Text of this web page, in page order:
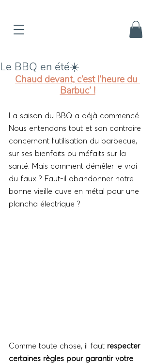
Le BBQ en été☀️
Chaud devant, c’est l’heure du
Barbuc’ !
La saison du BBQ a déjà commencé.
Nous entendons tout et son contraire
concernant l’utilisation du barbecue,
sur ses bienfaits ou méfaits sur la
santé. Mais comment démêler le vrai
du faux ? Faut-il abandonner notre
bonne vieille cuve en métal pour une
plancha électrique ?
Comme toute chose, il faut respecter
certaines règles pour garantir votre